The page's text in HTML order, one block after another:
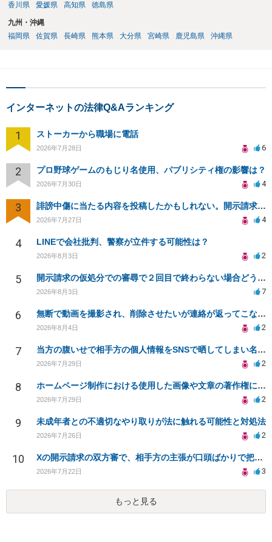
香川県
愛媛県 高知県 徳島県
九州・沖縄
福岡県
佐賀県 長崎県 熊本県 大分県 宮崎県 鹿児島県 沖縄県
インターネットの法律Q&Aランキング
1 ストーカーから職場に電話
2026年7月28日 6
2 プロ野球ゲームのもじり名使用、パブリシティ権の影響は？
2026年7月30日 4
3 誹謗中傷に当たる内容を投稿したかもしれない。開示請求や民事刑事裁判に発展しうるのか教えて欲しい。
2026年7月27日 4
4 LINEで会社批判、警察が立件する可能性は？
2026年8月3日 2
5 開示請求の仮処分での審尋で２回目で終わらない場合どうしたらいいですか
2026年8月3日 7
6 無断で動画を撮影され、削除させたいが連絡が返ってこない。
2026年8月4日 2
7 当方の腹いせで相手方の個人情報をSNSで晒してしまい名誉毀損させてしまったかもしれない
2026年7月29日 2
8 ホームページ制作における使用した画像や文章の著作権について
2026年7月29日 2
9 未成年者との不適切なやり取りが法に触れる可能性と対処法
2026年7月26日 2
10 Xの開示請求の双方審で、相手方の主張が口頭ばかりで把握しきれません
2026年7月22日 3
もっと見る